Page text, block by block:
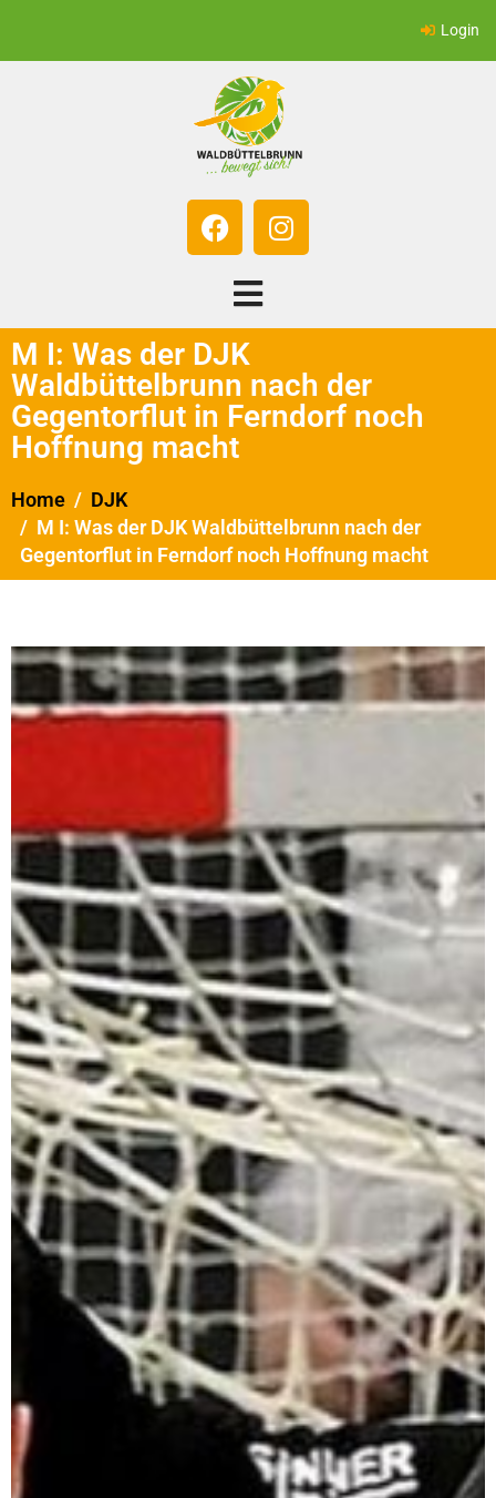
Login
M I: Was der DJK
Waldbüttelbrunn nach der
Gegentorflut in Ferndorf noch
Hoffnung macht
Home
DJK
M I: Was der DJK Waldbüttelbrunn nach der
Gegentorflut in Ferndorf noch Hoffnung macht